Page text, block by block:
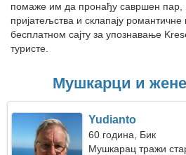
помаже им да пронађу савршен пар,
пријатељства и склапају
бесплатном сајту за упознавање
туристе.
Мушкарци и
Yudianto
60 година, Бик
Мушкарац тражи